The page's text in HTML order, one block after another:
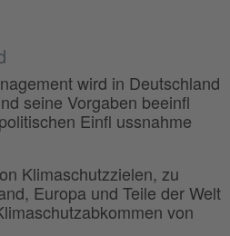
wird in Deutschland
seine Vorgaben beeinfl
Einfl ussnahme
Klimaschutzzielen, zu
Europa und Teile der Welt
von